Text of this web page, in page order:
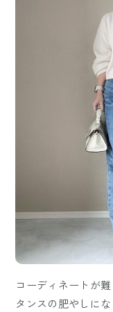
コーディネートが
タンスの肥やしに